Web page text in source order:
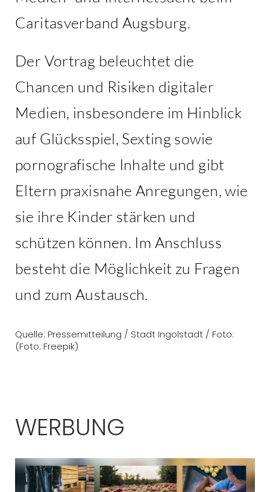
Caritasverband Augsburg.
Der Vortrag beleuchtet die
Chancen und Risiken digitaler
Medien, insbesondere im Hinblick
auf Glücksspiel, Sexting sowie
pornografische Inhalte und gibt
Eltern praxisnahe Anregungen, wie
sie ihre Kinder stärken und
schützen können. Im Anschluss
besteht die Möglichkeit zu Fragen
und zum Austausch.
Quelle: Pressemitteilung / Stadt Ingolstadt / Foto:
(Foto: Freepik)
WERBUNG